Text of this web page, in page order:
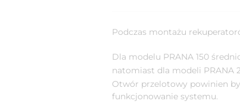
Podczas montażu
Dla modelu PRANA 150
natomiast dla modeli PRANA
Otwór przelotowy powinien
funkcjonowanie systemu.